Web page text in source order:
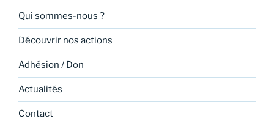
Qui sommes-nous ?
Découvrir nos actions
Adhésion / Don
Actualités
Contact